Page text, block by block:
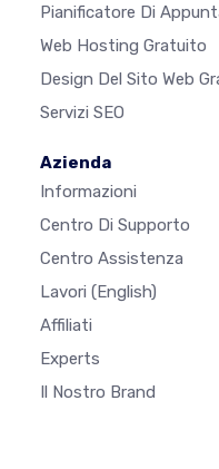
Pianificatore Di
Web Hosting Gratuito
Design Del Sito Web
Servizi SEO
Azienda
Informazioni
Centro Di Supporto
Centro Assistenza
Lavori (English)
Affiliati
Experts
Il Nostro Brand